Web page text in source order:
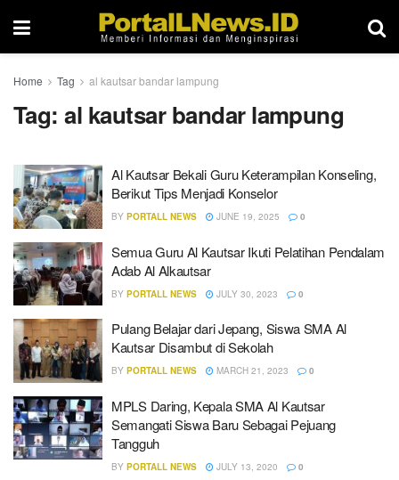
Home Tag al kautsar bandar lampung
Tag:al kautsar bandar lampung
Al Kautsar Bekali Guru Keterampilan Konseling,
Berikut Tips Menjadi Konselor
BY PORTALL NEWS JUNE 19, 2025 0
Semua Guru Al Kautsar Ikuti Pelatihan Pendalam
Adab Al Alkautsar
BY PORTALL NEWS JULY 30, 2023 0
Pulang Belajar dari Jepang, Siswa SMA Al
Kautsar Disambut di Sekolah
BY PORTALL NEWS MARCH 21, 2023 0
MPLS Daring, Kepala SMA Al Kautsar
Semangati Siswa Baru Sebagai Pejuang
Tangguh
BY PORTALL NEWS JULY 13, 2020 0